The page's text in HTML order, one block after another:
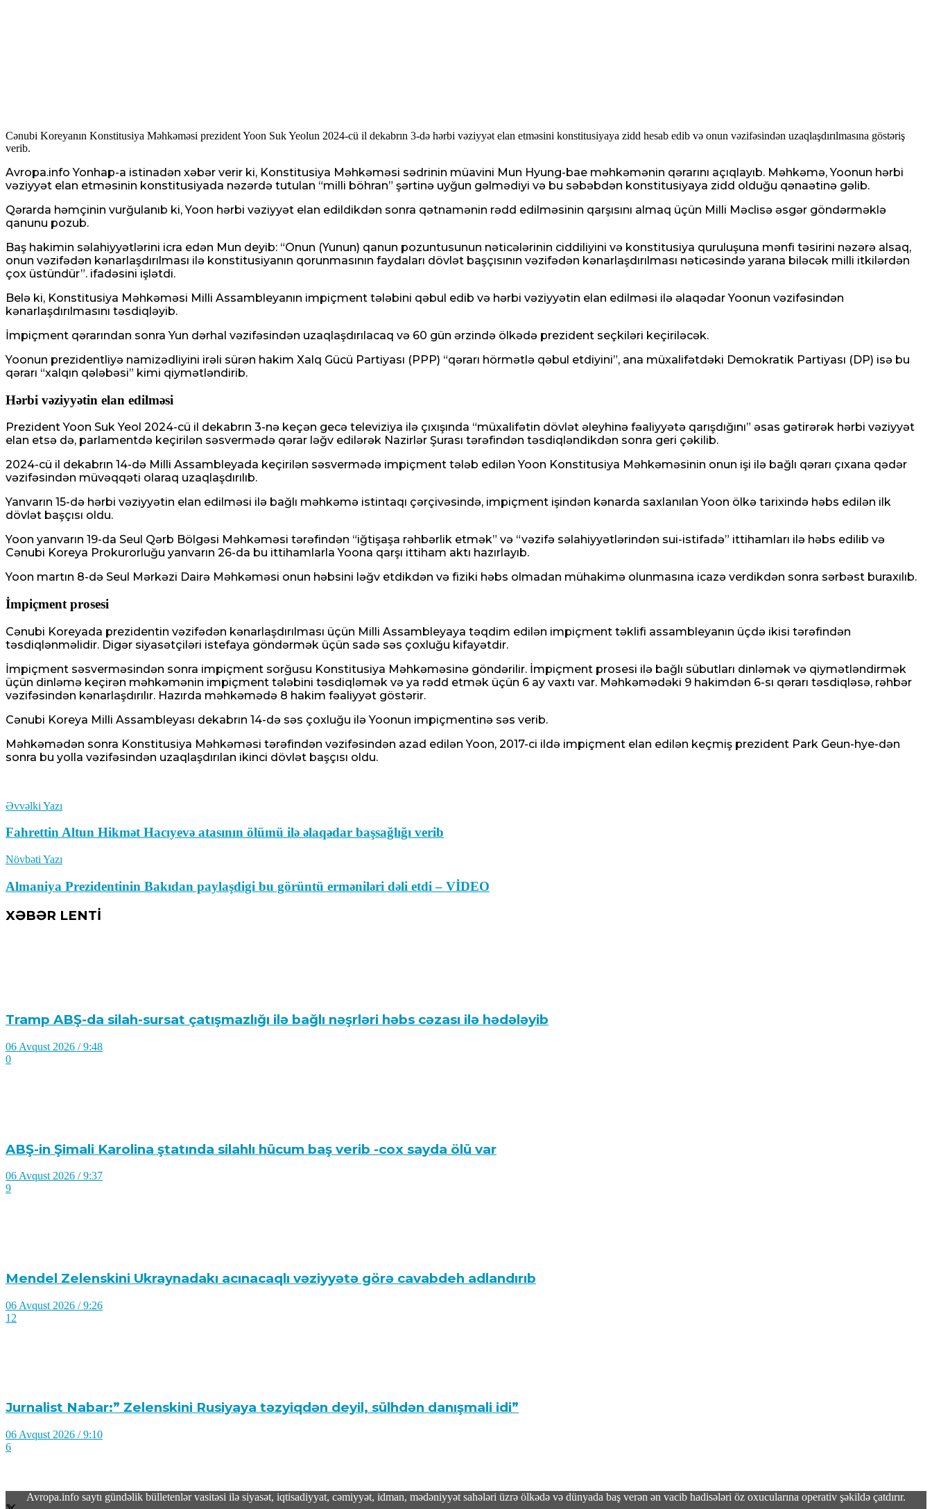
Cənubi Koreyanın Konstitusiya Məhkəməsi prezident Yoon Suk Yeolun 2024-cü il dekabrın 3-də hərbi vəziyyət elan etməsini konstitusiyaya zidd hesab edib və onun vəzifəsindən uzaqlaşdırılmasına göstəriş
verib.
Avropa.info Yonhap-a istinadən xəbər verir ki, Konstitusiya Məhkəməsi sədrinin müavini Mun Hyung-bae məhkəmənin qərarını açıqlayıb. Məhkəmə, Yoonun hərbi
vəziyyət elan etməsinin konstitusiyada nəzərdə tutulan “milli böhran” şərtinə uyğun gəlmədiyi və bu səbəbdən konstitusiyaya zidd olduğu qənaətinə gəlib.
Qərarda həmçinin vurğulanıb ki, Yoon hərbi vəziyyət elan edildikdən sonra qətnamənin rədd edilməsinin qarşısını almaq üçün Milli Məclisə əsgər göndərməklə
qanunu pozub.
Baş hakimin səlahiyyətlərini icra edən Mun deyib: “Onun (Yunun) qanun pozuntusunun nəticələrinin ciddiliyini və konstitusiya quruluşuna mənfi təsirini nəzərə alsaq,
onun vəzifədən kənarlaşdırılması ilə konstitusiyanın qorunmasının faydaları dövlət başçısının vəzifədən kənarlaşdırılması nəticəsində yarana biləcək milli itkilərdən
çox üstündür”. ifadəsini işlətdi.
Belə ki, Konstitusiya Məhkəməsi Milli Assambleyanın impiçment tələbini qəbul edib və hərbi vəziyyətin elan edilməsi ilə əlaqədar Yoonun vəzifəsindən
kənarlaşdırılmasını təsdiqləyib.
İmpiçment qərarından sonra Yun dərhal vəzifəsindən uzaqlaşdırılacaq və 60 gün ərzində ölkədə prezident seçkiləri keçiriləcək.
Yoonun prezidentliyə namizədliyini irəli sürən hakim Xalq Gücü Partiyası (PPP) “qərarı hörmətlə qəbul etdiyini”, ana müxalifətdəki Demokratik Partiyası (DP) isə bu
qərarı “xalqın qələbəsi” kimi qiymətləndirib.
Hərbi vəziyyətin elan edilməsi
Prezident Yoon Suk Yeol 2024-cü il dekabrın 3-nə keçən gecə televiziya ilə çıxışında “müxalifətin dövlət əleyhinə fəaliyyətə qarışdığını” əsas gətirərək hərbi vəziyyət
elan etsə də, parlamentdə keçirilən səsvermədə qərar ləğv edilərək Nazirlər Şurası tərəfindən təsdiqləndikdən sonra geri çəkilib.
2024-cü il dekabrın 14-də Milli Assambleyada keçirilən səsvermədə impiçment tələb edilən Yoon Konstitusiya Məhkəməsinin onun işi ilə bağlı qərarı çıxana qədər
vəzifəsindən müvəqqəti olaraq uzaqlaşdırılıb.
Yanvarın 15-də hərbi vəziyyətin elan edilməsi ilə bağlı məhkəmə istintaqı çərçivəsində, impiçment işindən kənarda saxlanılan Yoon ölkə tarixində həbs edilən ilk
dövlət başçısı oldu.
Yoon yanvarın 19-da Seul Qərb Bölgəsi Məhkəməsi tərəfindən “iğtişaşa rəhbərlik etmək” və “vəzifə səlahiyyətlərindən sui-istifadə” ittihamları ilə həbs edilib və
Cənubi Koreya Prokurorluğu yanvarın 26-da bu ittihamlarla Yoona qarşı ittiham aktı hazırlayıb.
Yoon martın 8-də Seul Mərkəzi Dairə Məhkəməsi onun həbsini ləğv etdikdən və fiziki həbs olmadan mühakimə olunmasına icazə verdikdən sonra sərbəst buraxılıb.
İmpiçment prosesi
Cənubi Koreyada prezidentin vəzifədən kənarlaşdırılması üçün Milli Assambleyaya təqdim edilən impiçment təklifi assambleyanın üçdə ikisi tərəfindən
təsdiqlənməlidir. Digər siyasətçiləri istefaya göndərmək üçün sadə səs çoxluğu kifayətdir.
İmpiçment səsverməsindən sonra impiçment sorğusu Konstitusiya Məhkəməsinə göndərilir. İmpiçment prosesi ilə bağlı sübutları dinləmək və qiymətləndirmək
üçün dinləmə keçirən məhkəmənin impiçment tələbini təsdiqləmək və ya rədd etmək üçün 6 ay vaxtı var. Məhkəmədəki 9 hakimdən 6-sı qərarı təsdiqləsə, rəhbər
vəzifəsindən kənarlaşdırılır. Hazırda məhkəmədə 8 hakim fəaliyyət göstərir.
Cənubi Koreya Milli Assambleyası dekabrın 14-də səs çoxluğu ilə Yoonun impiçmentinə səs verib.
Məhkəmədən sonra Konstitusiya Məhkəməsi tərəfindən vəzifəsindən azad edilən Yoon, 2017-ci ildə impiçment elan edilən keçmiş prezident Park Geun-hye-dən
sonra bu yolla vəzifəsindən uzaqlaşdırılan ikinci dövlət başçısı oldu.
Əvvəlki Yazı
Fahrettin Altun Hikmət Hacıyevə atasının ölümü ilə əlaqədar başsağlığı verib
Növbəti Yazı
Almaniya Prezidentinin Bakıdan paylaşdigi bu görüntü erməniləri dəli etdi – VİDEO
XƏBƏR LENTİ
Tramp ABŞ-da silah-sursat çatışmazlığı ilə bağlı nəşrləri həbs cəzası ilə hədələyib
06 Avqust 2026 / 9:48
0
ABŞ-in Şimali Karolina ştatında silahlı hücum baş verib -cox sayda ölü var
06 Avqust 2026 / 9:37
9
Mendel Zelenskini Ukraynadakı acınacaqlı vəziyyətə görə cavabdeh adlandırıb
06 Avqust 2026 / 9:26
12
Jurnalist Nabar:” Zelenskini Rusiyaya təzyiqdən deyil, sülhdən danışmali idi”
06 Avqust 2026 / 9:10
6
Avropa.info saytı gündəlik bülletenlər vasitəsi ilə siyasət, iqtisadiyyat, cəmiyyət, idman, mədəniyyət sahələri üzrə ölkədə və dünyada baş verən ən vacib hadisələri öz oxucularına operativ şəkildə çatdırır.